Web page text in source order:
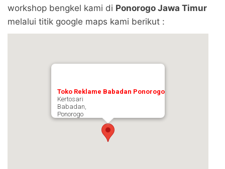
workshop bengkel kami di Ponorogo Jawa Timur
melalui titik google maps kami berikut :
Toko Reklame Babadan Ponorogo
Kertosari
Babadan,
Ponorogo